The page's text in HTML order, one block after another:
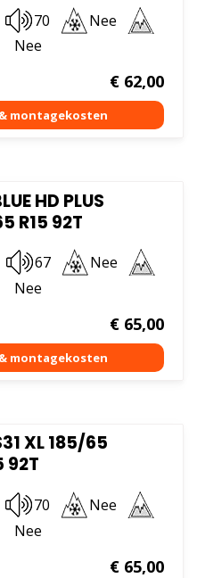
70
Nee
Nee
€62,00
HD PLUS
R15 92T
67
Nee
Nee
€65,00
XL 185/65
92T
70
Nee
Nee
€65,00